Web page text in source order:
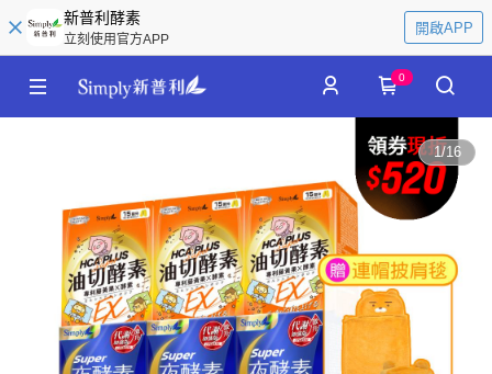
新普利酵素
立刻使用官方APP
開啟APP
0
1/16